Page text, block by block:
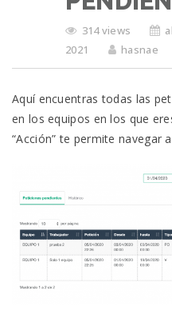
314 views
2021
hasnae
Aquí encuentras todas las
en los equipos en los que
“Acción” te permite navegar